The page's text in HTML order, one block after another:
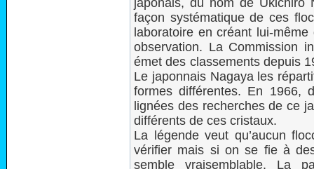
japonais, du nom de Ukichiro
façon systématique de ces
laboratoire en créant lui-
observation. La Commission
émet des classements depuis
Le japonnais Nagaya les
formes différentes. En 1966,
lignées des recherches de ce
différents de ces cristaux.
La légende veut qu’aucun
vérifier mais si on se fie à
semble vraisemblable. La